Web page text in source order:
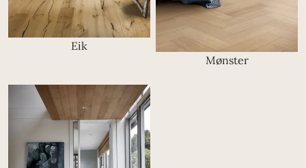
Eik
Mønster